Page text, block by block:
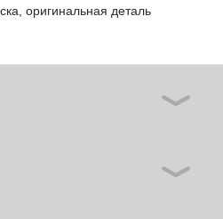
оригинальная деталь